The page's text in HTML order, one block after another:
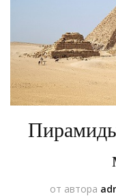
от автора